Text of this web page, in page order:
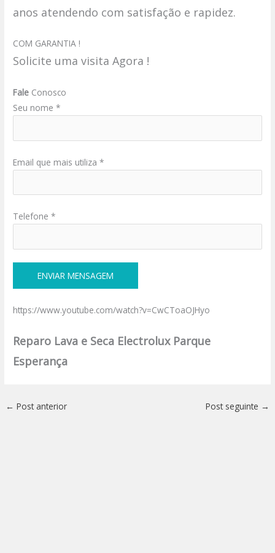
anos atendendo com satisfação e rapidez.
COM GARANTIA !
Solicite uma visita Agora !
Fale Conosco
Seu nome *
Email que mais utiliza *
Telefone *
https://www.youtube.com/watch?v=CwCToaOJHyo
Reparo Lava e Seca Electrolux Parque
Esperança
← Post anterior Post seguinte →